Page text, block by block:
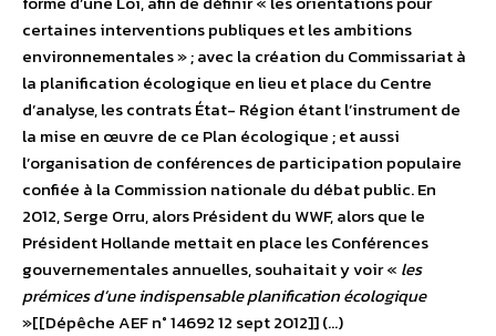
certaines interventions publiques et les ambitions
environnementales » ; avec la création du Commissariat à
la planification écologique en lieu et place du Centre
d’analyse, les contrats État- Région étant l’instrument de
la mise en œuvre de ce Plan écologique ; et aussi
l’organisation de conférences de participation populaire
confiée à la Commission nationale du débat public. En
2012, Serge Orru, alors Président du WWF, alors que le
Président Hollande mettait en place les Conférences
gouvernementales annuelles, souhaitait y voir « les
prémices d’une indispensable planification écologique
»[[Dépêche AEF n° 14692 12 sept 2012]] (…)